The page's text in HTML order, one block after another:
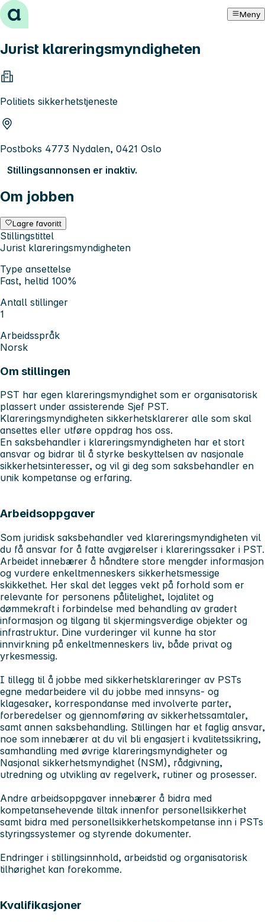
Hopp til innhold Meny
Jurist klareringsmyndigheten
Politiets sikkerhetstjeneste
Postboks 4773 Nydalen, 0421 Oslo
Stillingsannonsen er inaktiv.
Om jobben
Lagre favoritt
Stillingstittel
Jurist klareringsmyndigheten
Type ansettelse
Fast, heltid 100%
Antall stillinger
1
Arbeidsspråk
Norsk
Om stillingen
PST har egen klareringsmyndighet som er organisatorisk
plassert under assisterende Sjef PST.
Klareringsmyndigheten sikkerhetsklarerer alle som skal
ansettes eller utføre oppdrag hos oss.
En saksbehandler i klareringsmyndigheten har et stort
ansvar og bidrar til å styrke beskyttelsen av nasjonale
sikkerhetsinteresser, og vil gi deg som saksbehandler en
unik kompetanse og erfaring.
Arbeidsoppgaver
Som juridisk saksbehandler ved klareringsmyndigheten vil
du få ansvar for å fatte avgjørelser i klareringssaker i PST.
Arbeidet innebærer å håndtere store mengder informasjon
og vurdere enkeltmenneskers sikkerhetsmessige
skikkethet. Her skal det legges vekt på forhold som er
relevante for personens pålitelighet, lojalitet og
dømmekraft i forbindelse med behandling av gradert
informasjon og tilgang til skjermingsverdige objekter og
infrastruktur. Dine vurderinger vil kunne ha stor
innvirkning på enkeltmenneskers liv, både privat og
yrkesmessig.
I tillegg til å jobbe med sikkerhetsklareringer av PSTs
egne medarbeidere vil du jobbe med innsyns- og
klagesaker, korrespondanse med involverte parter,
forberedelser og gjennomføring av sikkerhetssamtaler,
samt annen saksbehandling. Stillingen har et faglig ansvar,
noe som innebærer at du vil bli engasjert i kvalitetssikring,
samhandling med øvrige klareringsmyndigheter og
Nasjonal sikkerhetsmyndighet (NSM), rådgivning,
utredning og utvikling av regelverk, rutiner og prosesser.
Andre arbeidsoppgaver innebærer å bidra med
kompetansehevende tiltak innenfor personellsikkerhet
samt bidra med personellsikkerhetskompetanse inn i PSTs
styringssystemer og styrende dokumenter.
Endringer i stillingsinnhold, arbeidstid og organisatorisk
tilhørighet kan forekomme.
Kvalifikasjoner